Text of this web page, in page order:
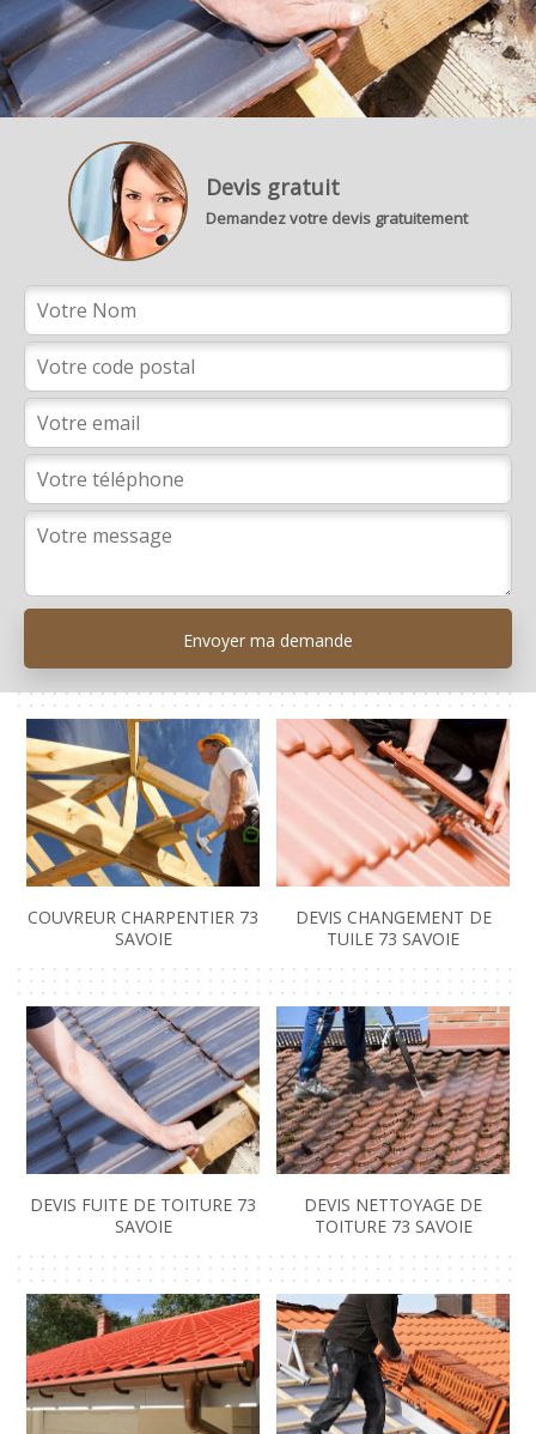
Devis gratuit
Demandez votre devis gratuitement
COUVREUR CHARPENTIER 73
SAVOIE
DEVIS CHANGEMENT DE
TUILE 73 SAVOIE
DEVIS FUITE DE TOITURE 73
SAVOIE
DEVIS NETTOYAGE DE
TOITURE 73 SAVOIE